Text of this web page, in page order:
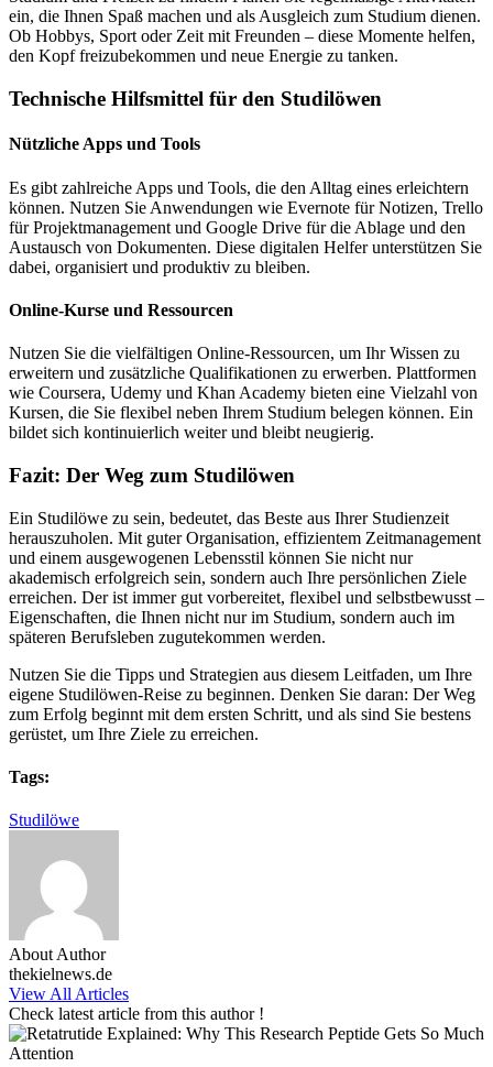
ein, die Ihnen Spaß machen und als Ausgleich zum Studium dienen.
Ob Hobbys, Sport oder Zeit mit Freunden – diese Momente helfen,
den Kopf freizubekommen und neue Energie zu tanken.
Technische Hilfsmittel für den Studilöwen
Nützliche Apps und Tools
Es gibt zahlreiche Apps und Tools, die den Alltag eines erleichtern
können. Nutzen Sie Anwendungen wie Evernote für Notizen, Trello
für Projektmanagement und Google Drive für die Ablage und den
Austausch von Dokumenten. Diese digitalen Helfer unterstützen Sie
dabei, organisiert und produktiv zu bleiben.
Online-Kurse und Ressourcen
Nutzen Sie die vielfältigen Online-Ressourcen, um Ihr Wissen zu
erweitern und zusätzliche Qualifikationen zu erwerben. Plattformen
wie Coursera, Udemy und Khan Academy bieten eine Vielzahl von
Kursen, die Sie flexibel neben Ihrem Studium belegen können. Ein
bildet sich kontinuierlich weiter und bleibt neugierig.
Fazit: Der Weg zum Studilöwen
Ein Studilöwe zu sein, bedeutet, das Beste aus Ihrer Studienzeit
herauszuholen. Mit guter Organisation, effizientem Zeitmanagement
und einem ausgewogenen Lebensstil können Sie nicht nur
akademisch erfolgreich sein, sondern auch Ihre persönlichen Ziele
erreichen. Der ist immer gut vorbereitet, flexibel und selbstbewusst –
Eigenschaften, die Ihnen nicht nur im Studium, sondern auch im
späteren Berufsleben zugutekommen werden.
Nutzen Sie die Tipps und Strategien aus diesem Leitfaden, um Ihre
eigene Studilöwen-Reise zu beginnen. Denken Sie daran: Der Weg
zum Erfolg beginnt mit dem ersten Schritt, und als sind Sie bestens
gerüstet, um Ihre Ziele zu erreichen.
Tags:
Studilöwe
About Author
thekielnews.de
View All Articles
Check latest article from this author !